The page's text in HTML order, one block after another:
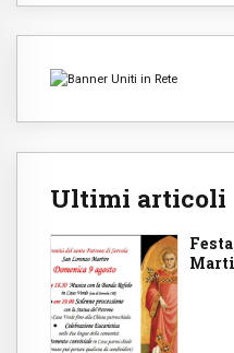
Ultimi articoli